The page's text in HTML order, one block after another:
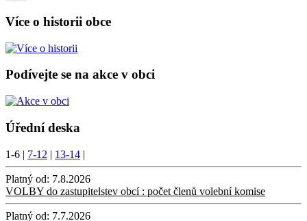
Více o historii obce
Podívejte se na akce v obci
Úřední deska
1-6 | 7-12 | 13-14 |
Platný od: 7.8.2026
VOLBY do zastupitelstev obcí : počet členů volební komise
Platný od: 7.7.2026